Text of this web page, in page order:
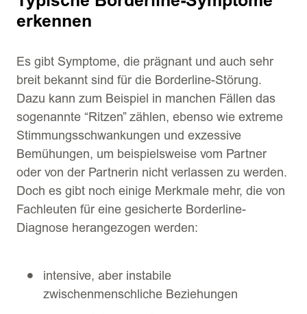
erkennen
Es gibt Symptome, die prägnant und auch sehr
breit bekannt sind für die Borderline-Störung.
Dazu kann zum Beispiel in manchen Fällen das
sogenannte “Ritzen” zählen, ebenso wie extreme
Stimmungsschwankungen und exzessive
Bemühungen, um beispielsweise vom Partner
oder von der Partnerin nicht verlassen zu werden.
Doch es gibt noch einige Merkmale mehr, die von
Fachleuten für eine gesicherte Borderline-
Diagnose herangezogen werden:
intensive, aber instabile
zwischenmenschliche Beziehungen